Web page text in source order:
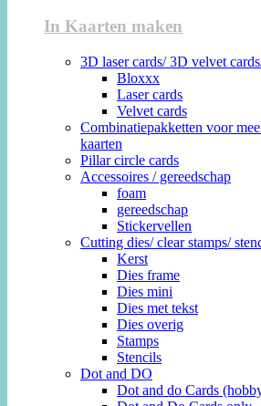
In Kaarten maken
3D laser cards/ 3D velvet
Bloxxx
Laser cards
Velvet cards
Combinatiepakketten voor
kaarten
Pillar circle cards
Accessoires / gereedschap
foam
gereedschap
Stickervellen
Cutting dies/ clear stamps/
Kerst
Dies frame
Dies mini
Dies met tekst
Dies overig
Stamps
Stencils
Dot and DO
Dot and do Cards